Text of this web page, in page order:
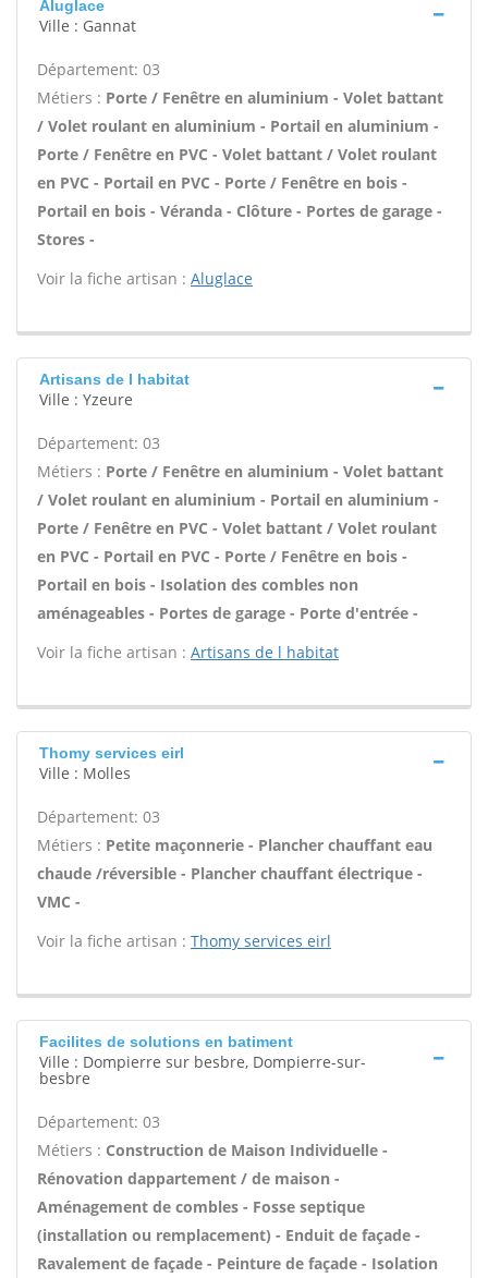
Aluglace
Ville : Gannat
Département: 03
Métiers : Porte / Fenêtre en aluminium - Volet battant
/ Volet roulant en aluminium - Portail en aluminium -
Porte / Fenêtre en PVC - Volet battant / Volet roulant
en PVC - Portail en PVC - Porte / Fenêtre en bois -
Portail en bois - Véranda - Clôture - Portes de garage -
Stores -
Voir la fiche artisan : Aluglace
Artisans de l habitat
Ville : Yzeure
Département: 03
Métiers : Porte / Fenêtre en aluminium - Volet battant
/ Volet roulant en aluminium - Portail en aluminium -
Porte / Fenêtre en PVC - Volet battant / Volet roulant
en PVC - Portail en PVC - Porte / Fenêtre en bois -
Portail en bois - Isolation des combles non
aménageables - Portes de garage - Porte d'entrée -
Voir la fiche artisan : Artisans de l habitat
Thomy services eirl
Ville : Molles
Département: 03
Métiers : Petite maçonnerie - Plancher chauffant eau
chaude /réversible - Plancher chauffant électrique -
VMC -
Voir la fiche artisan : Thomy services eirl
Facilites de solutions en batiment
Ville : Dompierre sur besbre, Dompierre-sur-
besbre
Département: 03
Métiers : Construction de Maison Individuelle -
Rénovation dappartement / de maison -
Aménagement de combles - Fosse septique
(installation ou remplacement) - Enduit de façade -
Ravalement de façade - Peinture de façade - Isolation